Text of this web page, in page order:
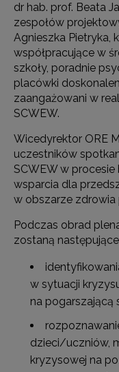
dr hab. prof. Beata
zespołów
Agnieszka Pietryka,
współpracujące w
szkoły, poradnie
placówki
zaangażowani w
SCWEW.
Wicedyrektor ORE
uczestników
SCWEW w
wsparcia dla
w obszarze
Podczas obrad
zostaną
w sytuacji
na pogarszającą
dzieci/uczniów,
kryzysowej na